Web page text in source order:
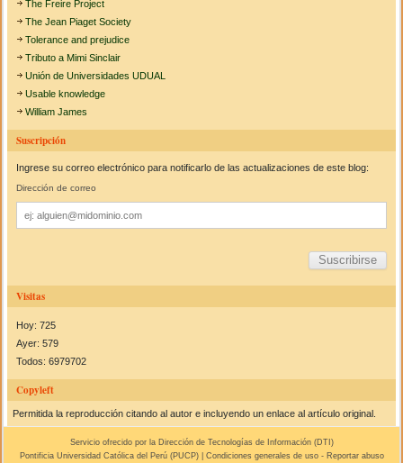
The Freire Project
The Jean Piaget Society
Tolerance and prejudice
Tributo a Mimi Sinclair
Unión de Universidades UDUAL
Usable knowledge
William James
Suscripción
Ingrese su correo electrónico para notificarlo de las actualizaciones de este blog:
Dirección de correo
Dirección
de
correo
Visitas
Hoy: 725
Ayer: 579
Todos: 6979702
Copyleft
Permitida la reproducción citando al autor e incluyendo un enlace al artículo original.
Servicio ofrecido por la Dirección de Tecnologías de Información (DTI )
Pontificia Universidad Católica del Perú (PUCP) | Condiciones generales de uso- Reportar abuso